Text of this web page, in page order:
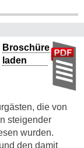
Broschüre
laden
die von
steigender
wurden.
den damit